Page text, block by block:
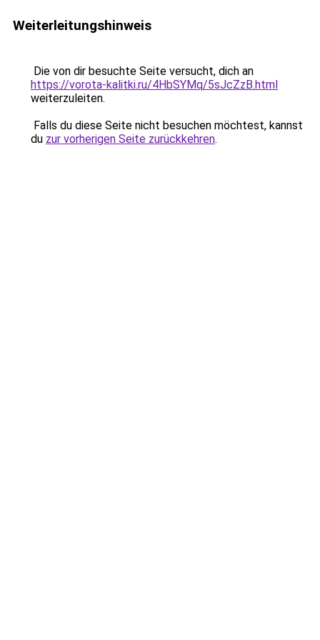
Weiterleitungshinweis
Die von dir besuchte Seite versucht, dich an
https://vorota-kalitki.ru/4HbSYMq/5sJcZzB.html
weiterzuleiten.
Falls du diese Seite nicht besuchen möchtest, kannst
du zur vorherigen Seite zurückkehren.